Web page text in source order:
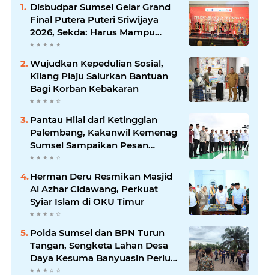
Disbudpar Sumsel Gelar Grand
Final Putera Puteri Sriwijaya
2026, Sekda: Harus Mampu
Bawa Sumsel Go Internasional
Wujudkan Kepedulian Sosial,
Kilang Plaju Salurkan Bantuan
Bagi Korban Kebakaran
Pantau Hilal dari Ketinggian
Palembang, Kakanwil Kemenag
Sumsel Sampaikan Pesan
Kerukunan
Herman Deru Resmikan Masjid
Al Azhar Cidawang, Perkuat
Syiar Islam di OKU Timur
Polda Sumsel dan BPN Turun
Tangan, Sengketa Lahan Desa
Daya Kesuma Banyuasin Perlu
Kepastian Hukum